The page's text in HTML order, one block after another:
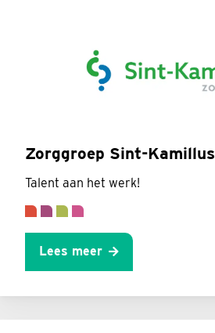
Zorggroep Sint-Kamillus
Talent aan het werk!
Lees meer